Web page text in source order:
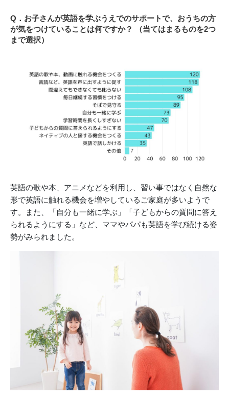
Q．お子さんが英語を学ぶうえでのサポートで、おうちの方
が気をつけていることは何ですか？ （当てはまるものを2つ
まで選択）
英語の歌や本、アニメなどを利用し、習い事ではなく自然な
形で英語に触れる機会を増やしているご家庭が多いようで
す。また、「自分も一緒に学ぶ」「子どもからの質問に答え
られるようにする」など、ママやパパも英語を学び続ける姿
勢がみられました。